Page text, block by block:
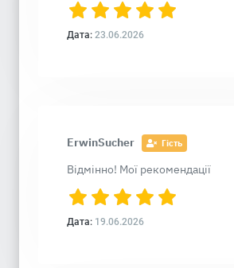
Дата: 23.06.2026
ErwinSucher Гість
Відмінно! Мої рекомендації
Дата: 19.06.2026